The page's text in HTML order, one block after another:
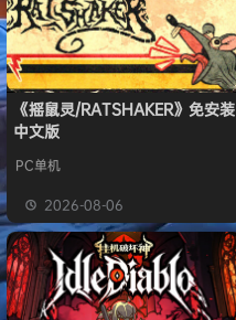
《摇鼠灵/RATSHAKER》免安装
中文版
PC单机
2026-08-06